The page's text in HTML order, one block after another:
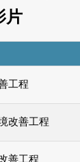
片
工程
改善工程
善工程